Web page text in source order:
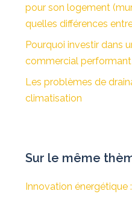
pour son logement
quelles différences
Pourquoi investir dans
commercial performant
Les problèmes de
climatisation
Sur le même
Innovation énergétique